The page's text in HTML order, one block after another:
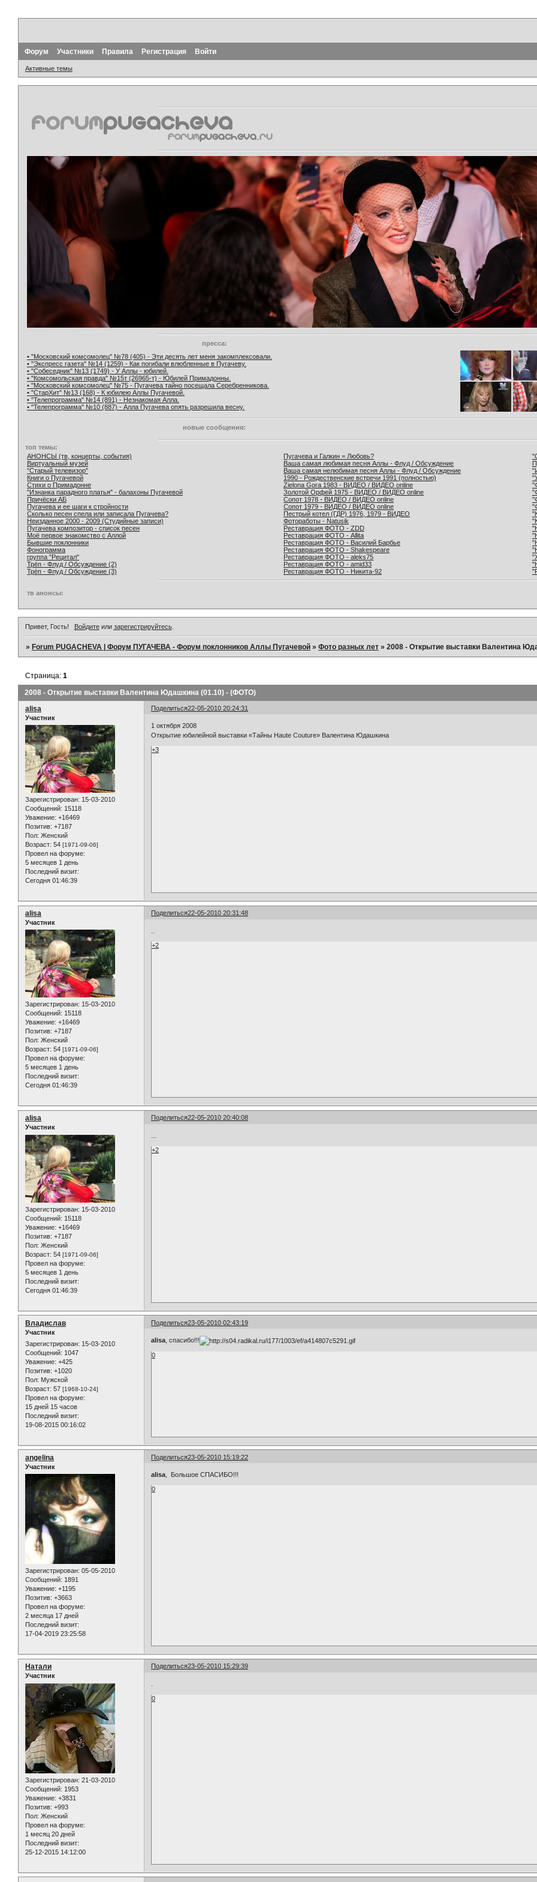
Форум Участники Правила Регистрация Войти
Активные темы
пресса:
• "Московский комсомолец" №78 (405) - Эти десять лет меня закомплексовали.
• "Экспресс газета" №14 (1259) - Как погибали влюбленные в Пугачеву.
• "Собеседник" №13 (1749) - У Аллы - юбилей.
• "Комсомольская правда" №15т (26965-т) - Юбилей Примадонны.
• "Московский комсомолец" №75 - Пугачева тайно посещала Серебренникова.
• "СтарХит" №13 (168) - К юбилею Аллы Пугачевой.
• "Телепрограмма" №14 (891) - Незнакомая Алла.
• "Телепрограмма" №10 (887) - Алла Пугачева опять разрешила весну.
новые сообщения:
топ темы:
АНОНСЫ (тв, концерты, события)
Виртуальный музей
"Старый телевизор"
Книги о Пугачевой
Стихи о Примадонне
"Изнанка парадного платья" - балахоны Пугачевой
Причёски АБ
Пугачева и ее шаги к стройности
Сколько песен спела или записала Пугачева?
Неизданное 2000 - 2009 (Студийные записи)
Пугачева композитор - список песен
Моё первое знакомство с Аллой
Бывшие поклонники
Фонограмма
группа "Рецитал"
Трёп - Флуд / Обсуждение (2)
Трёп - Флуд / Обсуждение (3)
Пугачева и Галкин = Любовь?
Ваша самая любимая песня Аллы - Флуд / Обсуждение
Ваша самая нелюбимая песня Аллы - Флуд / Обсуждение
1990 - Рождественские встречи 1991 (полностью)
Zielona Gora 1983 - ВИДЕО / ВИДЕО online
Золотой Орфей 1975 - ВИДЕО / ВИДЕО online
Сопот 1978 - ВИДЕО / ВИДЕО online
Сопот 1979 - ВИДЕО / ВИДЕО online
Пестрый котел (ГДР) 1976, 1979 - ВИДЕО
Фотоработы - Natusik
Реставрация ФОТО - ZDD
Реставрация ФОТО - Allita
Реставрация ФОТО - Василий Барбье
Реставрация ФОТО - Shakespeare
Реставрация ФОТО - aleks75
Реставрация ФОТО - amid33
Реставрация ФОТО - Никита-92
тв анонсы:
Привет, Гость! Войдитеили зарегистрируйтесь.
»Forum PUGACHEVA | Форум ПУГАЧЕВА - Форум поклонников Аллы Пугачевой »Фото разных лет »2008 - Открытие выставки Валентина
2008 - Открытие выставки Валентина Юдашкина (01.10) - (ФОТО)
Страница:1
Поделиться22-05-2010 20:24:31
alisa
Участник
Зарегистрирован: 15-03-2010
Сообщений: 15118
Уважение: +16469
Позитив: +7187
Пол: Женский
Возраст: 54 [1971-09-06]
Провел на форуме:
5 месяцев 1 день
Последний визит:
Сегодня 01:46:39
1 октября 2008
Открытие юбилейной выставки «Тайны Haute Couture» Валентина Юдашкина
+3
Поделиться22-05-2010 20:31:48
alisa
Участник
Зарегистрирован: 15-03-2010
Сообщений: 15118
Уважение: +16469
Позитив: +7187
Пол: Женский
Возраст: 54 [1971-09-06]
Провел на форуме:
5 месяцев 1 день
Последний визит:
Сегодня 01:46:39
+2
Поделиться22-05-2010 20:40:08
alisa
Участник
Зарегистрирован: 15-03-2010
Сообщений: 15118
Уважение: +16469
Позитив: +7187
Пол: Женский
Возраст: 54 [1971-09-06]
Провел на форуме:
5 месяцев 1 день
Последний визит:
Сегодня 01:46:39
+2
Поделиться23-05-2010 02:43:19
Владислав
Участник
Зарегистрирован: 15-03-2010
Сообщений: 1047
Уважение: +425
Позитив: +1020
Пол: Мужской
Возраст: 57 [1968-10-24]
Провел на форуме:
15 дней 15 часов
Последний визит:
19-08-2015 00:16:02
alisa , спасибо!!!
0
Поделиться23-05-2010 15:19:22
angelina
Участник
Зарегистрирован: 05-05-2010
Сообщений: 1891
Уважение: +1195
Позитив: +3663
Провел на форуме:
2 месяца 17 дней
Последний визит:
17-04-2019 23:25:58
alisa, Большое СПАСИБО!!!
0
Поделиться23-05-2010 15:29:39
Натали
Участник
Зарегистрирован: 21-03-2010
Сообщений: 1953
Уважение: +3831
Позитив: +993
Пол: Женский
Провел на форуме:
1 месяц 20 дней
Последний визит:
25-12-2015 14:12:00
0